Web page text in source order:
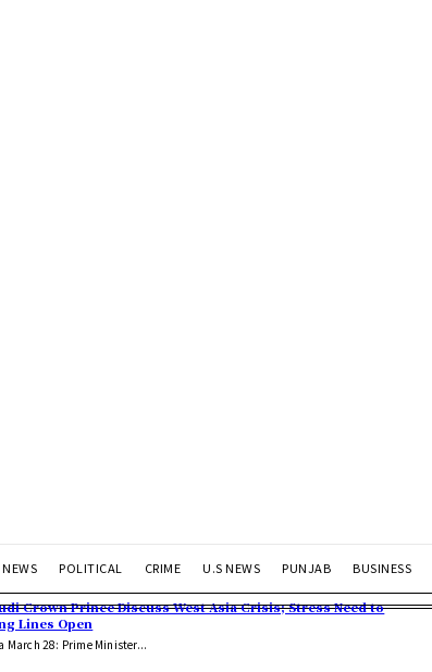
POLITICAL CRIME U.S NEWS PUNJAB BUSINESS
Crown Prince Discuss West Asia Crisis; Stress Need to
Lines Open
March 28: Prime Minister...